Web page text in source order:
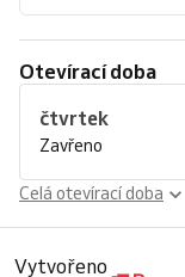
Otevírací doba
čtvrtek
Zavřeno
Celá otevírací doba
Vytvořeno